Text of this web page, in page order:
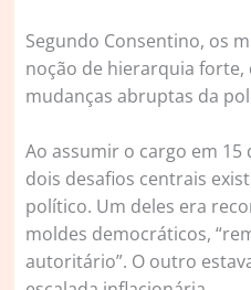
Segundo Consentino, os
noção de hierarquia forte,
mudanças abruptas da
Ao assumir o cargo em 15
dois desafios centrais
político. Um deles era
moldes democráticos,
autoritário”. O outro